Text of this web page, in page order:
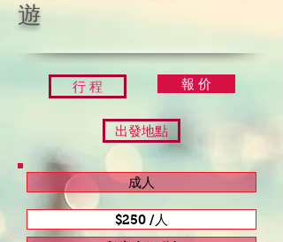
遊
行 程 報 价
出發地點
成人
$250 /人